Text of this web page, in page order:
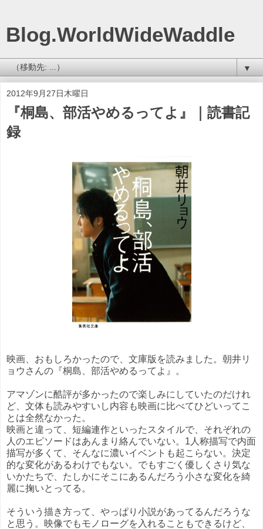
Blog.WorldWideWaddle
▼
2012年9月27日木曜日
『桐島、部活やめるってよ』｜読書記
録
映画、おもしろかったので、文庫版を読みました。朝井リ
ョウさんの『桐島、部活やめるってよ』。
アマゾンに酷評が多かったので楽しみにしていたのだけれ
ど、文体も読みやすいし内容も映画に比べてひどいってこ
とは全然なかった。
映画と違って、短編連作といったスタイルで、それぞれの
人のエピソードはあんまり絡んでいない。1人称描写で内面
描写が多くて、そんなに濃いイベントも起こらない。決定
的な変化があるわけでもない。でもすごく優しくさり気な
いかたちで、たしかにそこにあるんだろう小さな変化を綺
麗に掬いとってる。
そういう描き方って、やっぱり小説があってるんだろうな
と思う。映像でもモノローグを入れることもできるけど、